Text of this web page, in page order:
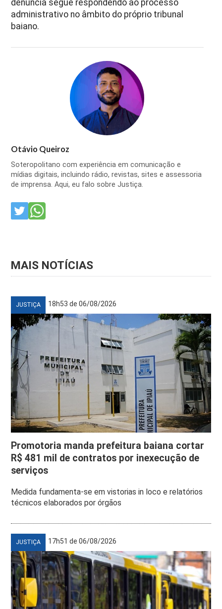
denúncia segue respondendo ao processo
administrativo no âmbito do próprio tribunal
baiano.
Otávio Queiroz
Soteropolitano com experiência em comunicação e
mídias digitais, incluindo rádio, revistas, sites e assessoria
de imprensa. Aqui, eu falo sobre Justiça.
MAIS NOTÍCIAS
JUSTIÇA 18h53 de 06/08/2026
Promotoria manda prefeitura baiana cortar
R$ 481 mil de contratos por inexecução de
serviços
Medida fundamenta-se em vistorias in loco e relatórios
técnicos elaborados por órgãos
JUSTIÇA 17h51 de 06/08/2026